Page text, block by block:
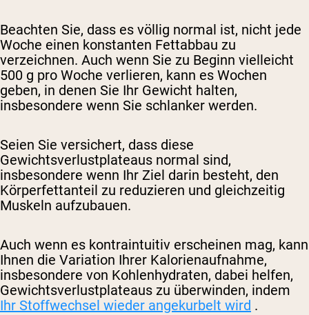
Beachten Sie, dass es völlig normal ist, nicht jede
Woche einen konstanten Fettabbau zu
verzeichnen. Auch wenn Sie zu Beginn vielleicht
500 g pro Woche verlieren, kann es Wochen
geben, in denen Sie Ihr Gewicht halten,
insbesondere wenn Sie schlanker werden.
Seien Sie versichert, dass diese
Gewichtsverlustplateaus normal sind,
insbesondere wenn Ihr Ziel darin besteht, den
Körperfettanteil zu reduzieren und gleichzeitig
Muskeln aufzubauen.
Auch wenn es kontraintuitiv erscheinen mag, kann
Ihnen die Variation Ihrer Kalorienaufnahme,
insbesondere von Kohlenhydraten, dabei helfen,
Gewichtsverlustplateaus zu überwinden, indem
Ihr Stoffwechsel wieder angekurbelt wird .